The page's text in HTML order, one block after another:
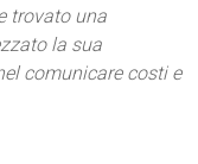
trovato una
la sua
comunicare costi e